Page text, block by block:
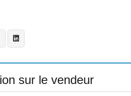
sur le vendeur